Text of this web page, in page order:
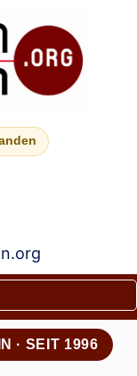
· SEIT 1996